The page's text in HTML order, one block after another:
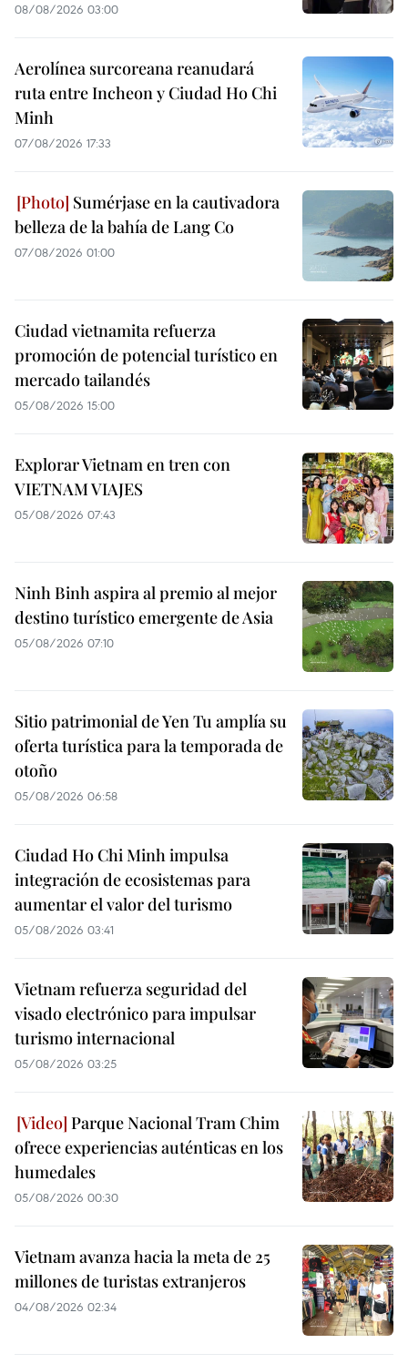
08/08/2026 03:00
Aerolínea surcoreana reanudará
ruta entre Incheon y Ciudad Ho Chi
Minh
07/08/2026 17:33
Sumérjase en la cautivadora
belleza de la bahía de Lang Co
07/08/2026 01:00
Ciudad vietnamita refuerza
promoción de potencial turístico en
mercado tailandés
05/08/2026 15:00
Explorar Vietnam en tren con
VIETNAM VIAJES
05/08/2026 07:43
Ninh Binh aspira al premio al mejor
destino turístico emergente de Asia
05/08/2026 07:10
Sitio patrimonial de Yen Tu amplía su
oferta turística para la temporada de
otoño
05/08/2026 06:58
Ciudad Ho Chi Minh impulsa
integración de ecosistemas para
aumentar el valor del turismo
05/08/2026 03:41
Vietnam refuerza seguridad del
visado electrónico para impulsar
turismo internacional
05/08/2026 03:25
Parque Nacional Tram Chim
ofrece experiencias auténticas en los
humedales
05/08/2026 00:30
Vietnam avanza hacia la meta de 25
millones de turistas extranjeros
04/08/2026 02:34